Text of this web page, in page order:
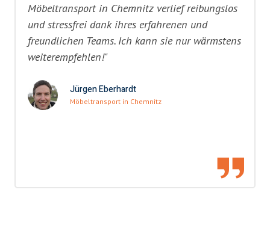
Möbeltransport in Chemnitz verlief reibungslos
und stressfrei dank ihres erfahrenen und
freundlichen Teams. Ich kann sie nur wärmstens
weiterempfehlen!"
Jürgen Eberhardt
Möbeltransport in Chemnitz